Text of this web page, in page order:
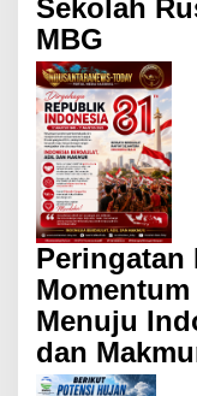
Sekolah
MBG
Peringatan
Menuju
dan